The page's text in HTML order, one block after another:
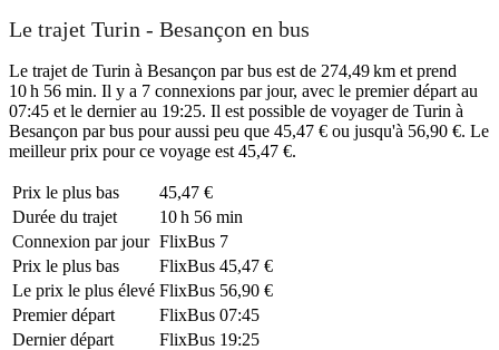
Le trajet Turin - Besançon en bus
Le trajet de Turin à Besançon par bus est de 274,49 km et prend
10 h 56 min. Il y a 7 connexions par jour, avec le premier départ au
07:45 et le dernier au 19:25. Il est possible de voyager de Turin à
Besançon par bus pour aussi peu que 45,47 € ou jusqu'à 56,90 €. Le
meilleur prix pour ce voyage est 45,47 €.
Prix ​​le plus bas
45,47 €
Durée du trajet
10 h 56 min
Connexion par jour FlixBus 7
Prix ​​le plus bas
FlixBus 45,47 €
Le prix le plus élevé FlixBus 56,90 €
Premier départ
FlixBus 07:45
Dernier départ
FlixBus 19:25